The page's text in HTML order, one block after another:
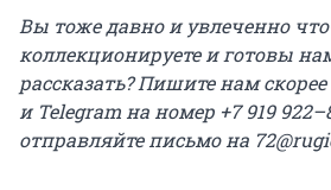
Вы тоже давно и увлеченно
коллекционируете и готовы
рассказать? Пишите нам
и Telegram на номер +7 919
отправляйте письмо на